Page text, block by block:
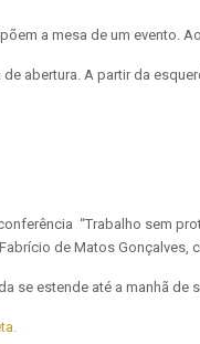
abertura. A partir da
“Trabalho sem
de Matos
se estende até a manhã de